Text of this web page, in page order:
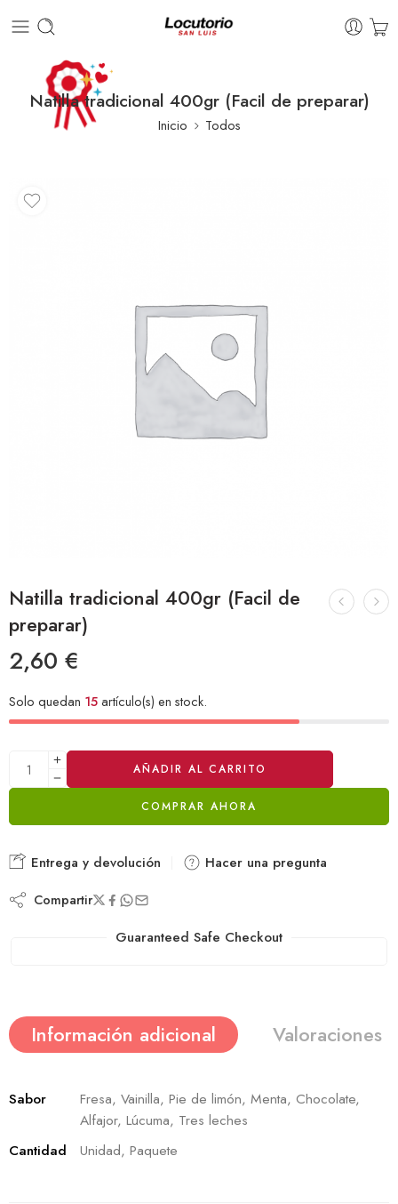
Natilla tradicional 400gr (Facil de preparar)
Inicio Todos
Natilla tradicional 400gr (Facil de
preparar)
2,60 €
Solo quedan 15artículo(s) en stock.
AÑADIR AL CARRITO
COMPRAR AHORA
Alternative:
Entrega y devolución Hacer una pregunta
Compartir
Guaranteed Safe Checkout
Información adicional Valoraciones
Sabor
Fresa, Vainilla, Pie de limón, Menta, Chocolate,
Alfajor, Lúcuma, Tres leches
Cantidad
Unidad, Paquete